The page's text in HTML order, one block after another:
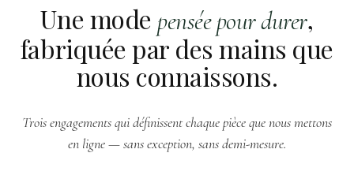
Une mode pensée pour durer,
fabriquée par des mains que
nous connaissons.
Trois engagements qui définissent chaque pièce que nous mettons
en ligne — sans exception, sans demi-mesure.